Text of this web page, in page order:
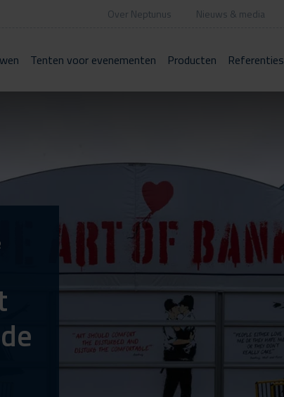
Over Neptunus Nieuws & media
Tenten voor evenementen Producten Referenties